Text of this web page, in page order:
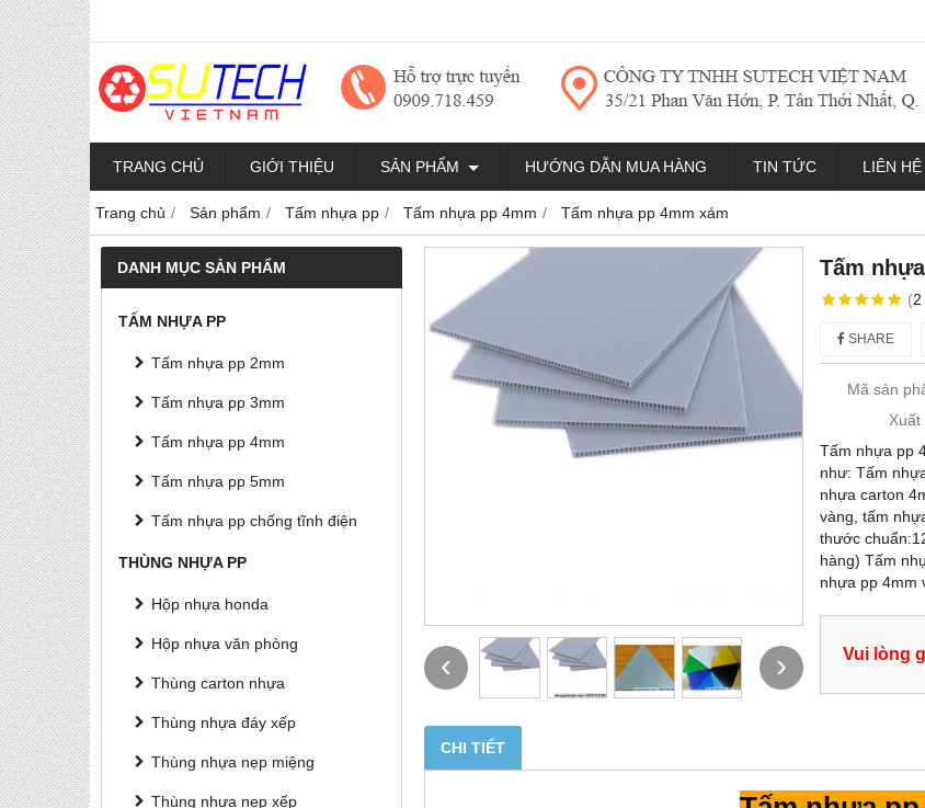
TRANG CHỦ GIỚI THIỆU SẢN PHẨM HƯỚNG DẪN MUA HÀNG TIN TỨC LIÊN HỆ
Trang chủ Sản phẩm Tấm nhựa pp Tấm nhựa pp 4mm Tấm nhựa pp 4mm xám
DANH MỤC SẢN PHẨM
TẤM NHỰA PP
Tấm nhựa pp 2mm
Tấm nhựa pp 3mm
Tấm nhựa pp 4mm
Tấm nhựa pp 5mm
Tấm nhựa pp chống tĩnh điện
THÙNG NHỰA PP
Hộp nhựa honda
Hộp nhựa văn phòng
Thùng carton nhựa
Thùng nhựa đáy xếp
Thùng nhựa nẹp miệng
Thùng nhựa nẹp xếp
‹ ›
Tấm
(2
SHARE
Mã sản
Xuất
Tấm nhựa pp
như: Tấm
nhựa carton
vàng, tấm
thước
hàng) Tấm
nhựa pp 4mm
Vui lòng
CHI TIẾT